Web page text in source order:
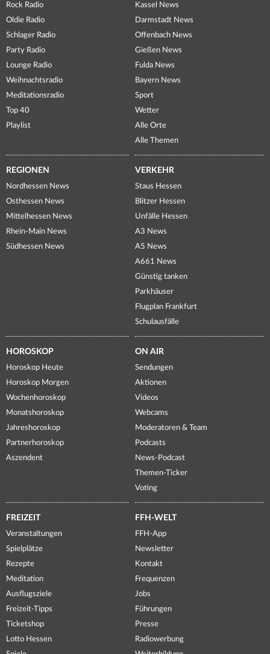
Rock Radio
Oldie Radio
Schlager Radio
Party Radio
Lounge Radio
Weihnachtsradio
Meditationsradio
Top 40
Playlist
Kassel News
Darmstadt News
Offenbach News
Gießen News
Fulda News
Bayern News
Sport
Wetter
Alle Orte
Alle Themen
REGIONEN
Nordhessen News
Osthessen News
Mittelhessen News
Rhein-Main News
Südhessen News
VERKEHR
Staus Hessen
Blitzer Hessen
Unfälle Hessen
A3 News
A5 News
A661 News
Günstig tanken
Parkhäuser
Flugplan Frankfurt
Schulausfälle
HOROSKOP
Horoskop Heute
Horoskop Morgen
Wochenhoroskop
Monatshoroskop
Jahreshoroskop
Partnerhoroskop
Aszendent
ON AIR
Sendungen
Aktionen
Videos
Webcams
Moderatoren & Team
Podcasts
News-Podcast
Themen-Ticker
Voting
FREIZEIT
Veranstaltungen
Spielplätze
Rezepte
Meditation
Ausflugsziele
Freizeit-Tipps
Ticketshop
Lotto Hessen
FFH-WELT
FFH-App
Newsletter
Kontakt
Frequenzen
Jobs
Führungen
Presse
Radiowerbung